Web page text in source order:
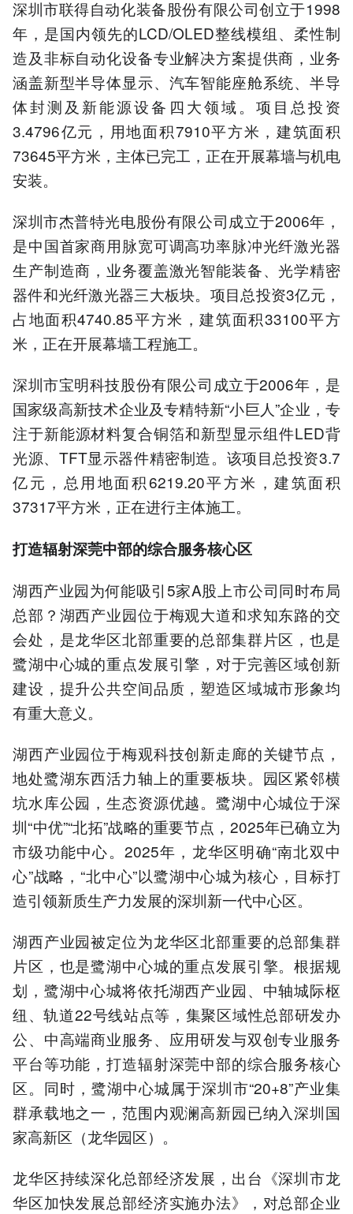
深圳市联得自动化装备股份有限公司创立于1998
年，是国内领先的LCD/OLED整线模组、柔性制
造及非标自动化设备专业解决方案提供商，业务
涵盖新型半导体显示、汽车智能座舱系统、半导
体封测及新能源设备四大领域。项目总投资
3.4796亿元，用地面积7910平方米，建筑面积
73645平方米，主体已完工，正在开展幕墙与机电
安装。
深圳市杰普特光电股份有限公司成立于2006年，
是中国首家商用脉宽可调高功率脉冲光纤激光器
生产制造商，业务覆盖激光智能装备、光学精密
器件和光纤激光器三大板块。项目总投资3亿元，
占地面积4740.85平方米，建筑面积33100平方
米，正在开展幕墙工程施工。
深圳市宝明科技股份有限公司成立于2006年，是
国家级高新技术企业及专精特新“小巨人”企业，专
注于新能源材料复合铜箔和新型显示组件LED背
光源、TFT显示器件精密制造。该项目总投资3.7
亿元，总用地面积6219.20平方米，建筑面积
37317平方米，正在进行主体施工。
打造辐射深莞中部的综合服务核心区
湖西产业园为何能吸引5家A股上市公司同时布局
总部？湖西产业园位于梅观大道和求知东路的交
会处，是龙华区北部重要的总部集群片区，也是
鹭湖中心城的重点发展引擎，对于完善区域创新
建设，提升公共空间品质，塑造区域城市形象均
有重大意义。
湖西产业园位于梅观科技创新走廊的关键节点，
地处鹭湖东西活力轴上的重要板块。园区紧邻横
坑水库公园，生态资源优越。鹭湖中心城位于深
圳“中优”“北拓”战略的重要节点，2025年已确立为
市级功能中心。2025年，龙华区明确“南北双中
心”战略，“北中心”以鹭湖中心城为核心，目标打
造引领新质生产力发展的深圳新一代中心区。
湖西产业园被定位为龙华区北部重要的总部集群
片区，也是鹭湖中心城的重点发展引擎。根据规
划，鹭湖中心城将依托湖西产业园、中轴城际枢
纽、轨道22号线站点等，集聚区域性总部研发办
公、中高端商业服务、应用研发与双创专业服务
平台等功能，打造辐射深莞中部的综合服务核心
区。同时，鹭湖中心城属于深圳市“20+8”产业集
群承载地之一，范围内观澜高新园已纳入深圳国
家高新区（龙华园区）。
龙华区持续深化总部经济发展，出台《深圳市龙
华区加快发展总部经济实施办法》，对总部企业